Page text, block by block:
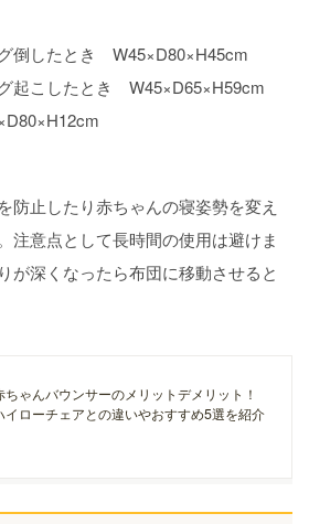
倒したとき W45×D80×H45cm
したとき W45×D65×H59cm
防止したり赤ちゃんの寝姿勢を変え
注意点として長時間の使用は避けま
が深くなったら布団に移動させると
ちゃんバウンサーのメリットデメリット！
イローチェアとの違いやおすすめ5選を紹介